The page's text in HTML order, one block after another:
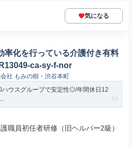
気になる
率化を行っている介護付き有料
ca-sy-f-nor
社 もみの樹・渋谷本町
ウスグループで安定性◎/年間休日12
職員初任者研修（旧ヘルパー2級）